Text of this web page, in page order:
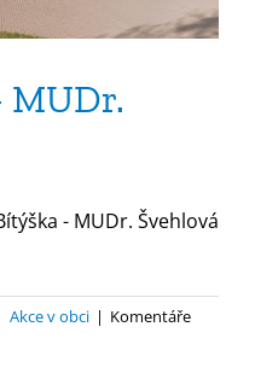
MUDr.
- MUDr. Švehlová
Akce v obci | Komentáře